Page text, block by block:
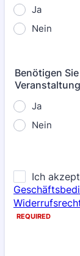
Ja
Nein
Benötigen
Ja
Nein